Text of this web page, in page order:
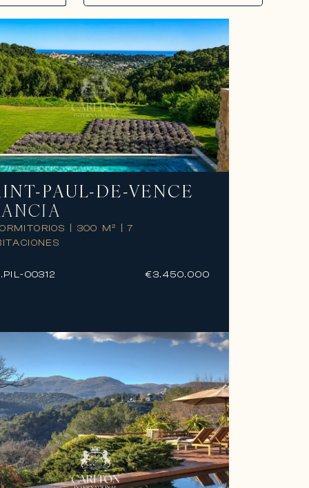
PAUL-DE-VENCE
300 M²
7
PIL-00312 €3.450.000